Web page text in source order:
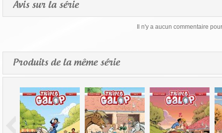
Avis sur la série
Il n'y a aucun commentaire
Produits de la même série